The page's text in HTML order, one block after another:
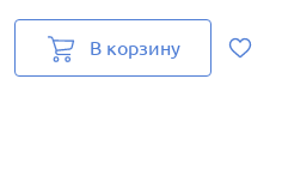
В корзину